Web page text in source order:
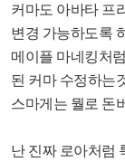
커마도 아바타 프
변경 가능하도록
메이플 마네킹처
된 커마 수정하는
스마게는 뭘로 돈
난 진짜 로아처럼